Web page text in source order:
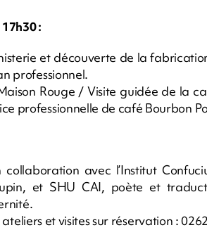
:
et découverte de la
professionnel.
Rouge / Visite guidée de la
professionnelle de café Bourbon
avec l’Institut
et SHU CAI, poète et
et visites sur réservation :